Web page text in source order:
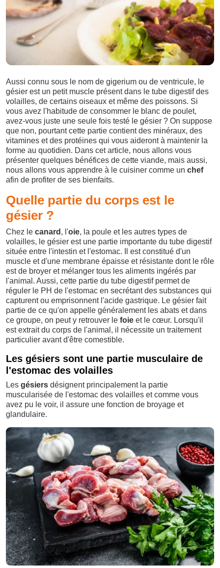
Aussi connu sous le nom de gigerium ou de ventricule, le
gésier est un petit muscle présent dans le tube digestif des
volailles, de certains oiseaux et même des poissons. Si
vous avez l'habitude de consommer le blanc de poulet,
avez-vous juste une seule fois testé le gésier ? On suppose
que non, pourtant cette partie contient des minéraux, des
vitamines et des protéines qui vous aideront à maintenir la
forme au quotidien. Dans cet article, nous allons vous
présenter quelques bénéfices de cette viande, mais aussi,
nous allons vous apprendre à le cuisiner comme un chef
afin de profiter de ses bienfaits.
Quelle partie du corps est le
gésier ?
Chez le canard , l'oie, la poule et les autres types de
volailles, le gésier est une partie importante du tube digestif
située entre l'intestin et l'estomac. Il est constitué d'un
muscle et d'une membrane épaisse et résistante dont le rôle
est de broyer et mélanger tous les aliments ingérés par
l'animal. Aussi, cette partie du tube digestif permet de
réguler le PH de l'estomac en secrétant des substances qui
capturent ou emprisonnent l'acide gastrique. Le gésier fait
partie de ce qu'on appelle généralement les abats et dans
ce groupe, on peut y retrouver le foie et le cœur. Lorsqu'il
est extrait du corps de l'animal, il nécessite un traitement
particulier avant d'être comestible.
Les gésiers sont une partie musculaire de
l'estomac des volailles
Les gésiers désignent principalement la partie
muscularisée de l'estomac des volailles et comme vous
avez pu le voir, il assure une fonction de broyage et
glandulaire.